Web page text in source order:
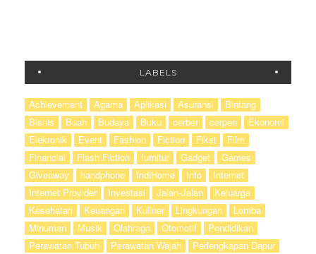
LABELS
Achievement Agama Aplikasi Asuransi
Bintang
Bisnis
Buah Budaya Buku cerber cerpen
Ekonomi
Elekronik
Event Fashion Fiction Fiksi
Film
Financial
Flash Fiction furnitur Gadget
Games
Giveaway
handphone IndiHome Info
Internet
Internet Provider
Investasi Jalan-Jalan
Keluarga
Kesehatan
Keuangan Kuliner Lingkungan
Lomba
Minuman
Musik Olahraga Otomotif
Pendidikan
Perawatan Tubuh
Perawatan Wajah
Perlengkapan Dapur